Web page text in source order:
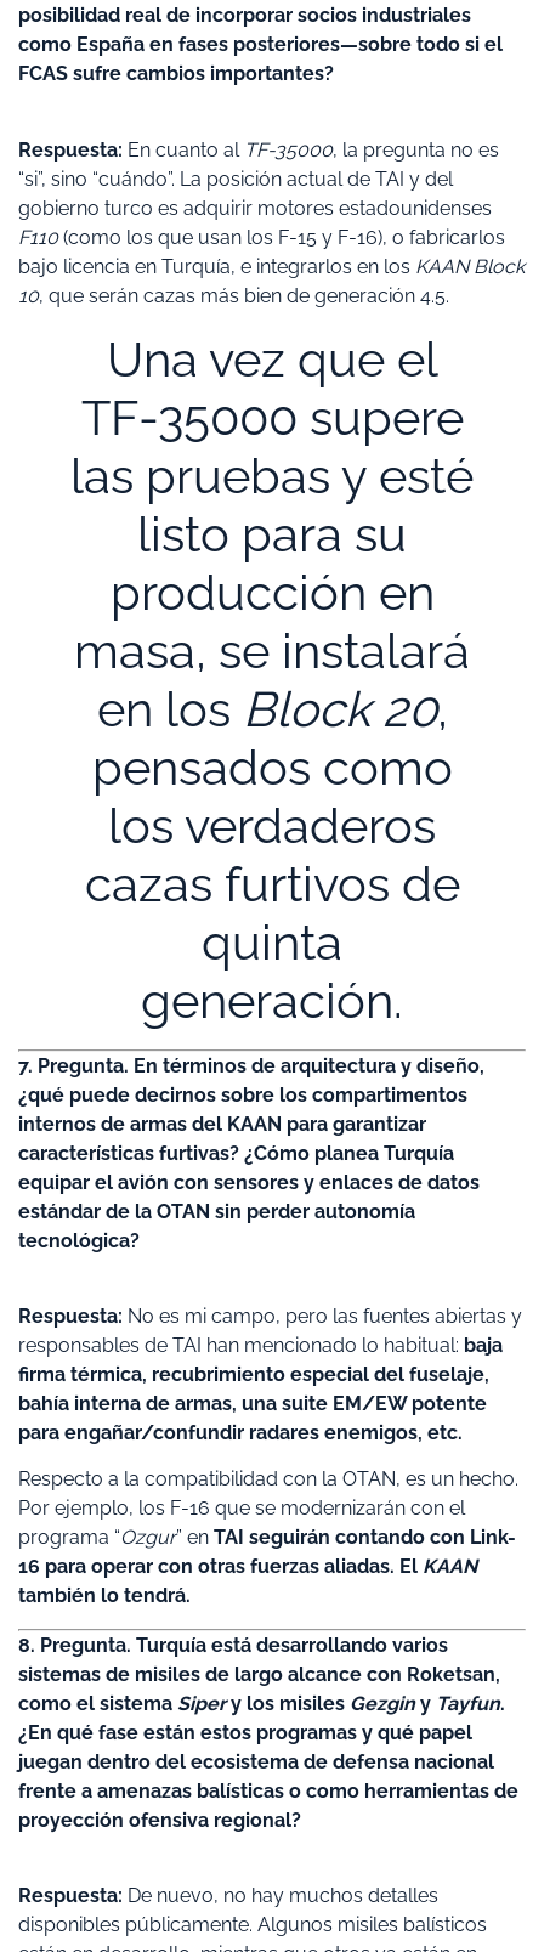
posibilidad real de incorporar socios industriales
como España en fases posteriores—sobre todo si el
FCAS sufre cambios importantes?
Respuesta: En cuanto al TF-35000, la pregunta no es
“si”, sino “cuándo”. La posición actual de TAI y del
gobierno turco es adquirir motores estadounidenses
F110(como los que usan los F-15 y F-16), o fabricarlos
bajo licencia en Turquía, e integrarlos en los KAAN Block
10, que serán cazas más bien de generación 4.5.
Una vez que el
TF-35000 supere
las pruebas y esté
listo para su
producción en
masa, se instalará
en los Block 20,
pensados como
los verdaderos
cazas furtivos de
quinta
generación.
7. Pregunta. En términos de arquitectura y diseño,
¿qué puede decirnos sobre los compartimentos
internos de armas del KAAN para garantizar
características furtivas? ¿Cómo planea Turquía
equipar el avión con sensores y enlaces de datos
estándar de la OTAN sin perder autonomía
tecnológica?
Respuesta: No es mi campo, pero las fuentes abiertas y
responsables de TAI han mencionado lo habitual: baja
firma térmica, recubrimiento especial del fuselaje,
bahía interna de armas, una suite EM/EW potente
para engañar/confundir radares enemigos, etc.
Respecto a la compatibilidad con la OTAN, es un hecho.
Por ejemplo, los F-16 que se modernizarán con el
programa “Ozgur” en TAI seguirán contando con Link-
16 para operar con otras fuerzas aliadas. El KAAN
también lo tendrá.
8. Pregunta. Turquía está desarrollando varios
sistemas de misiles de largo alcance con Roketsan,
como el sistema Sipery los misiles Gezginy Tayfun.
¿En qué fase están estos programas y qué papel
juegan dentro del ecosistema de defensa nacional
frente a amenazas balísticas o como herramientas de
proyección ofensiva regional?
Respuesta: De nuevo, no hay muchos detalles
disponibles públicamente. Algunos misiles balísticos